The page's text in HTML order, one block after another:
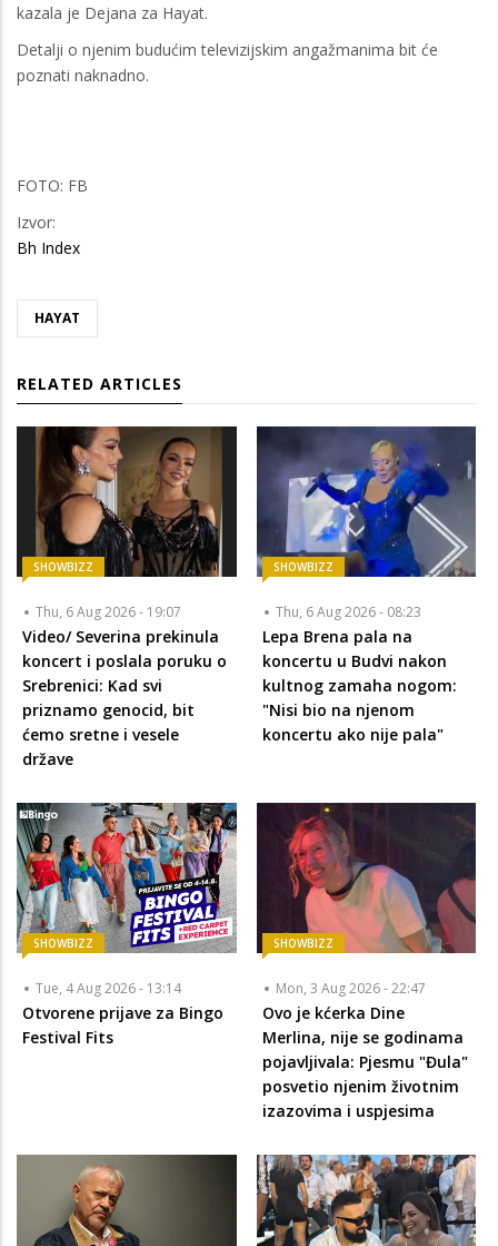
kazala je Dejana za Hayat.
Detalji o njenim budućim televizijskim angažmanima bit će
poznati naknadno.
FOTO: FB
Izvor:
Bh Index
HAYAT
RELATED ARTICLES
SHOWBIZZ
Thu, 6 Aug 2026 - 19:07
Video/ Severina prekinula
koncert i poslala poruku o
Srebrenici: Kad svi
priznamo genocid, bit
ćemo sretne i vesele
države
SHOWBIZZ
Thu, 6 Aug 2026 - 08:23
Lepa Brena pala na
koncertu u Budvi nakon
kultnog zamaha nogom:
"Nisi bio na njenom
koncertu ako nije pala"
SHOWBIZZ
Tue, 4 Aug 2026 - 13:14
Otvorene prijave za Bingo
Festival Fits
SHOWBIZZ
Mon, 3 Aug 2026 - 22:47
Ovo je kćerka Dine
Merlina, nije se godinama
pojavljivala: Pjesmu "Đula"
posvetio njenim životnim
izazovima i uspjesima